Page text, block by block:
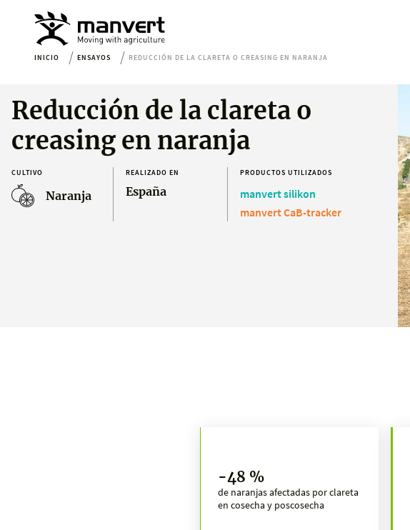
INICIO ENSAYOS REDUCCIÓN DE LA CLARETA O CREASING EN NARANJA
Reducción de la clareta o
creasing en naranja
CULTIVO
Naranja
REALIZADO EN
España
PRODUCTOS UTILIZADOS
manvert silikon
manvert CaB-tracker
-48 %
de naranjas afectadas por clareta
en cosecha y poscosecha